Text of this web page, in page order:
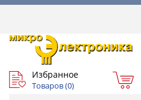
Избранное
Товаров (0)